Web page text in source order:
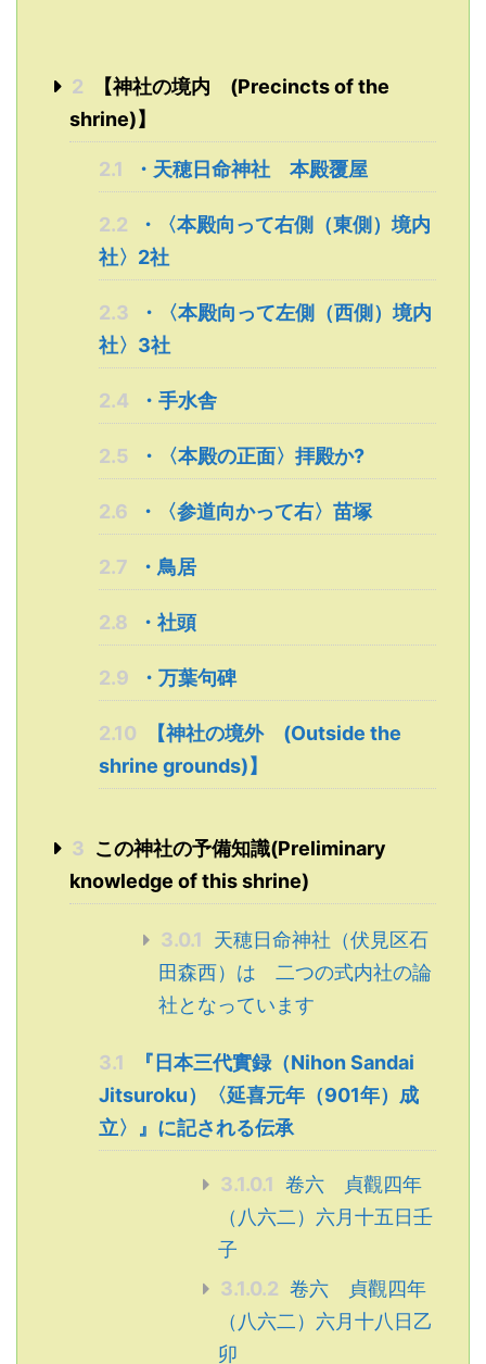
2
【神社の境内 (Precincts of the
shrine)】
2.1 ・天穂日命神社 本殿覆屋
2.2
・〈本殿向って右側（東側）境内
社〉2社
2.3
・〈本殿向って左側（西側）境内
社〉3社
2.4 ・手水舎
2.5 ・〈本殿の正面〉拝殿か?
2.6 ・〈参道向かって右〉苗塚
2.7 ・鳥居
2.8 ・社頭
2.9 ・万葉句碑
2.10
【神社の境外 (Outside the
shrine grounds)】
3 この神社の予備知識(Preliminary
knowledge of this shrine)
3.0.1
天穂日命神社（伏見区石
田森西）は 二つの式内社の論
社となっています
3.1
『日本三代實録（Nihon Sandai
Jitsuroku）〈延喜元年（901年）成
立〉』に記される伝承
3.1.0.1
卷六 貞觀四年
（八六二）六月十五日壬
子
3.1.0.2 卷六 貞觀四年
（八六二）六月十八日乙
卯